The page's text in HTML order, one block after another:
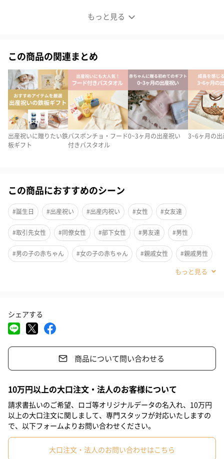
もっと見る
Chouette フード付きバスタオル&ハンカチセット
厳選した素材、安心安全の加工、徹底したこだわりを持って”タオ
ル”作りに取り組む「kontex（コンテックス）」からフード付きバ
スタオルとハンカチの同色セットが登場しました。
フード付きのバスタオルと吸水率抜群のハンカチのセットは、赤
ちゃんはもちろんお母さんにも使ってもらいたい高品質です。
ふわふわのタオルは、ブルー、ピンク、アイボリーの3色展開で
どのカラーでも、大きなうさぎのアップリケが刺繍されていて女
性に大人気のデザイン。
また、こちらのセットは”今治ブランド認定商品”です。
国内最大のタオル産地”今治”で設定された独自の基準をクリアし
た安心安全なタオルです。
有料にて刺繍オプションをお選びいただけます。
刺繍はバスタオルのアップリケの下にいたします。
お名前を入れることでより特別感の溢れるギフトに仕上がりま
す。
フォントは2種類より、刺繍糸のカラーは6色よりお選びいただけ
ます。
この商品の関連まとめ
出産祝いに贈りたい鉄
板ギフト
バスポンチョ・フード
付きバスタオル
0~3ヶ月の出産祝い 3~6ヶ月の
この商品におすすめのシーン
#誕生日 #出産祝い #出産内祝い #女性 #女友達
#取引先女性 #同僚女性 #部下女性 #男友達 #男性
#男の子の赤ちゃん #女の子の赤ちゃん #親戚女性 #親戚男性
#20代前半
シェアする
商品について問い合わせる
10万円以上の大口注文・法人のお客様について
請求書払いのご希望、ロゴ等オリジナルデータの名入れ、10万円
以上の大口注文に関しまして、専門スタッフが対応いたしますの
で、以下フォームよりお問い合わせください。
大口注文・法人のお問い合わせはこちら